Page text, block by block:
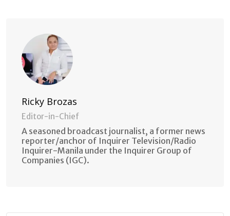
Ricky Brozas
Editor-in-Chief
A seasoned broadcast journalist, a former news
reporter/anchor of Inquirer Television/Radio
Inquirer-Manila under the Inquirer Group of
Companies (IGC).